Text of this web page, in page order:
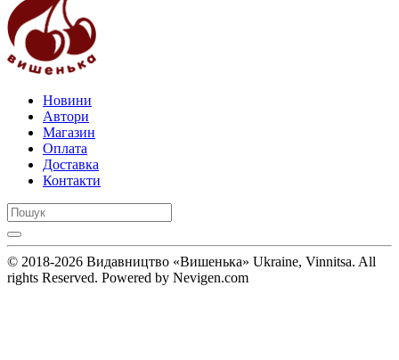
Новини
Автори
Магазин
Оплата
Доставка
Контакти
© 2018-2026 Видавництво «Вишенька» Ukraine, Vinnitsa. All
rights Reserved. Powered by Nevigen.com